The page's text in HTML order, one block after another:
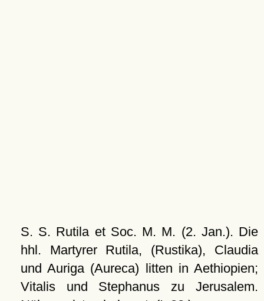
S. S. Rutila et Soc. M. M. (2. Jan.). Die
hhl. Martyrer Rutila, (Rustika), Claudia
und Auriga (Aureca) litten in Aethiopien;
Vitalis und Stephanus zu Jerusalem.